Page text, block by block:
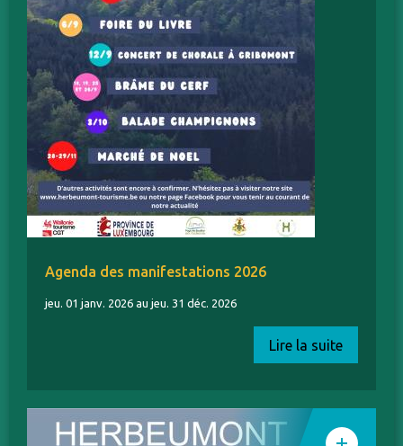
Agenda des manifestations 2026
jeu. 01 janv. 2026 au jeu. 31 déc. 2026
Lire la suite